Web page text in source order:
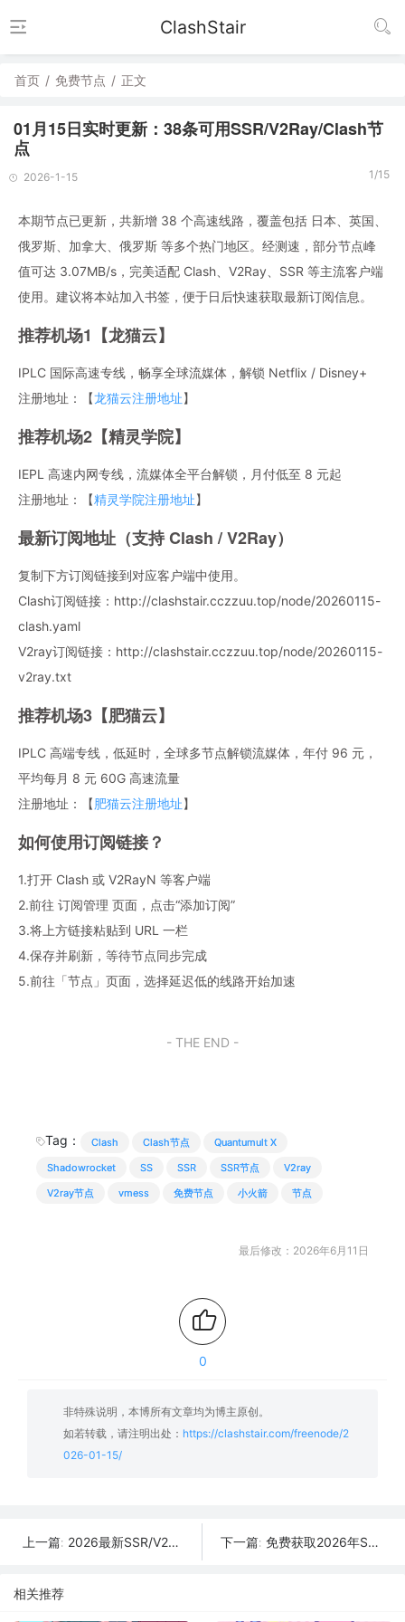
ClashStair
首页 / 免费节点 / 正文
01月15日实时更新：38条可用SSR/V2Ray/Clash节
点
2026-1-15 1/15
本期节点已更新，共新增 38 个高速线路，覆盖包括 日本、英国、
俄罗斯、加拿大、俄罗斯 等多个热门地区。经测速，部分节点峰
值可达 3.07MB/s，完美适配 Clash、V2Ray、SSR 等主流客户端
使用。建议将本站加入书签，便于日后快速获取最新订阅信息。
推荐机场1【龙猫云】
IPLC 国际高速专线，畅享全球流媒体，解锁 Netflix / Disney+
注册地址：【龙猫云注册地址】
推荐机场2【精灵学院】
IEPL 高速内网专线，流媒体全平台解锁，月付低至 8 元起
注册地址：【精灵学院注册地址】
最新订阅地址（支持 Clash / V2Ray）
复制下方订阅链接到对应客户端中使用。
Clash订阅链接：http://clashstair.cczzuu.top/node/20260115-
clash.yaml
V2ray订阅链接：http://clashstair.cczzuu.top/node/20260115-
v2ray.txt
推荐机场3【肥猫云】
IPLC 高端专线，低延时，全球多节点解锁流媒体，年付 96 元，
平均每月 8 元 60G 高速流量
注册地址：【肥猫云注册地址】
如何使用订阅链接？
1.打开 Clash 或 V2RayN 等客户端
2.前往 订阅管理 页面，点击“添加订阅”
3.将上方链接粘贴到 URL 一栏
4.保存并刷新，等待节点同步完成
5.前往「节点」页面，选择延迟低的线路开始加速
- THE END -
Tag： Clash Clash节点
Quantumult X
Shadowrocket
SS SSR SSR节点
V2ray
V2ray节点
vmess 免费节点 小火箭 节点
最后修改：2026年6月11日
0
非特殊说明，本博所有文章均为博主原创。
如若转载，请注明出处： https://clashstair.com/freenode/2
026-01-15/
上一篇: 2026最新SSR/V2Ray/Clash免费节点 | 01月16日可用订阅 下一篇: 免费获取2026年SSR/V2Ray/Clash节点 | 01月14日可用
相关推荐